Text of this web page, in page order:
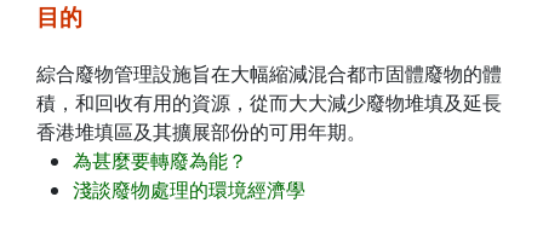
目的
綜合廢物管理設施旨在大幅縮減混合都市固體廢物的體
積，和回收有用的資源，從而大大減少廢物堆填及延長
香港堆填區及其擴展部份的可用年期。
為甚麼要轉廢為能？
淺談廢物處理的環境經濟學